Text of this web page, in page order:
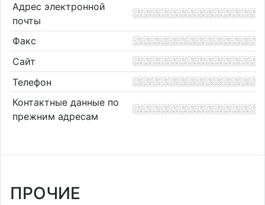
Адрес электронной
почты
Факс
Сайт
Телефон
Контактные данные по
прежним адресам
ПРОЧИЕ